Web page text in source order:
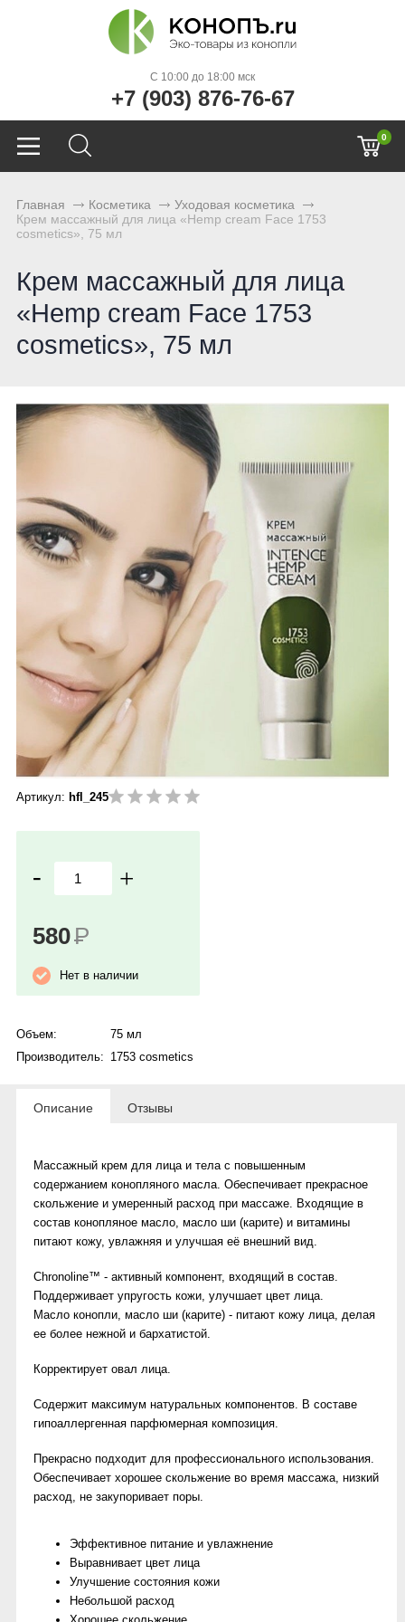
C 10:00 до 18:00 мск
+7 (903) 876-76-67
0
Главная Косметика
Уходовая косметика
Крем массажный для лица «Hemp cream Face 1753
cosmetics», 75 мл
Крем массажный для лица
«Hemp cream Face 1753
cosmetics», 75 мл
Артикул: hfl_245
- +
580Р
Нет в наличии
Объем:
75 мл
Производитель: 1753 cosmetics
Описание Отзывы
Массажный крем для лица и тела с повышенным
содержанием конопляного масла. Обеспечивает прекрасное
скольжение и умеренный расход при массаже. Входящие в
состав конопляное масло, масло ши (карите) и витамины
питают кожу, увлажняя и улучшая её внешний вид.
Chronoline™ - активный компонент, входящий в состав.
Поддерживает упругость кожи, улучшает цвет лица.
Масло конопли, масло ши (карите) - питают кожу лица, делая
ее более нежной и бархатистой.
Корректирует овал лица.
Содержит максимум натуральных компонентов. В составе
гипоаллергенная парфюмерная композиция.
Прекрасно подходит для профессионального использования.
Обеспечивает хорошее скольжение во время массажа, низкий
расход, не закупоривает поры.
Эффективное питание и увлажнение
Выравнивает цвет лица
Улучшение состояния кожи
Небольшой расход